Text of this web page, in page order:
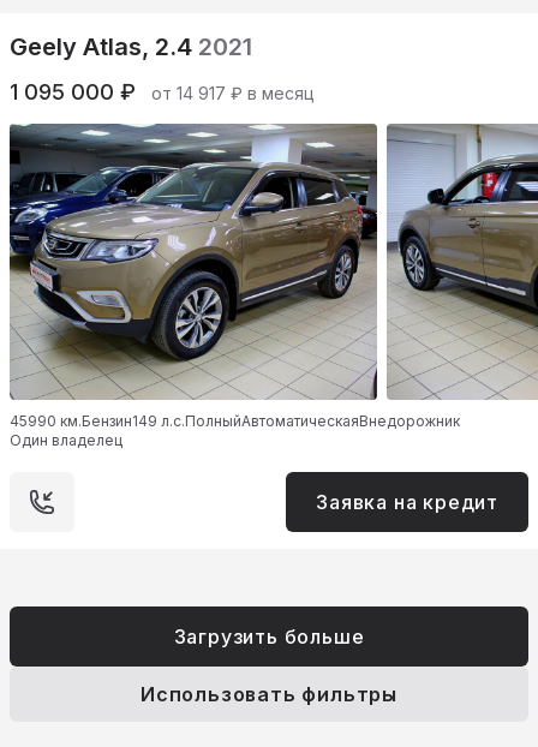
Geely Atlas, 2.4 2021
1 095 000 ₽ от 14 917 ₽ в месяц
45990 км.Бензин149 л.с.ПолныйАвтоматическаяВнедорожник
Один владелец
Заявка на кредит
Загрузить больше
Использовать фильтры